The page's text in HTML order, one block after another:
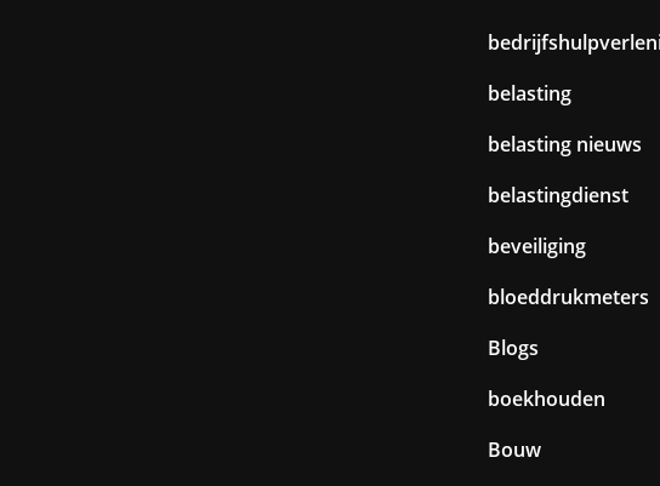
belasting
belasting nieuws
belastingdienst
beveiliging
bloeddrukmeters
Blogs
boekhouden
Bouw